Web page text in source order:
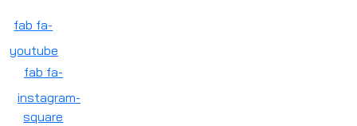
fab fa-
youtube
fab fa-
instagram-
square